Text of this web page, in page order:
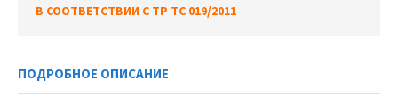
В СООТВЕТСТВИИ С ТР ТС 019/2011
ПОДРОБНОЕ ОПИСАНИЕ